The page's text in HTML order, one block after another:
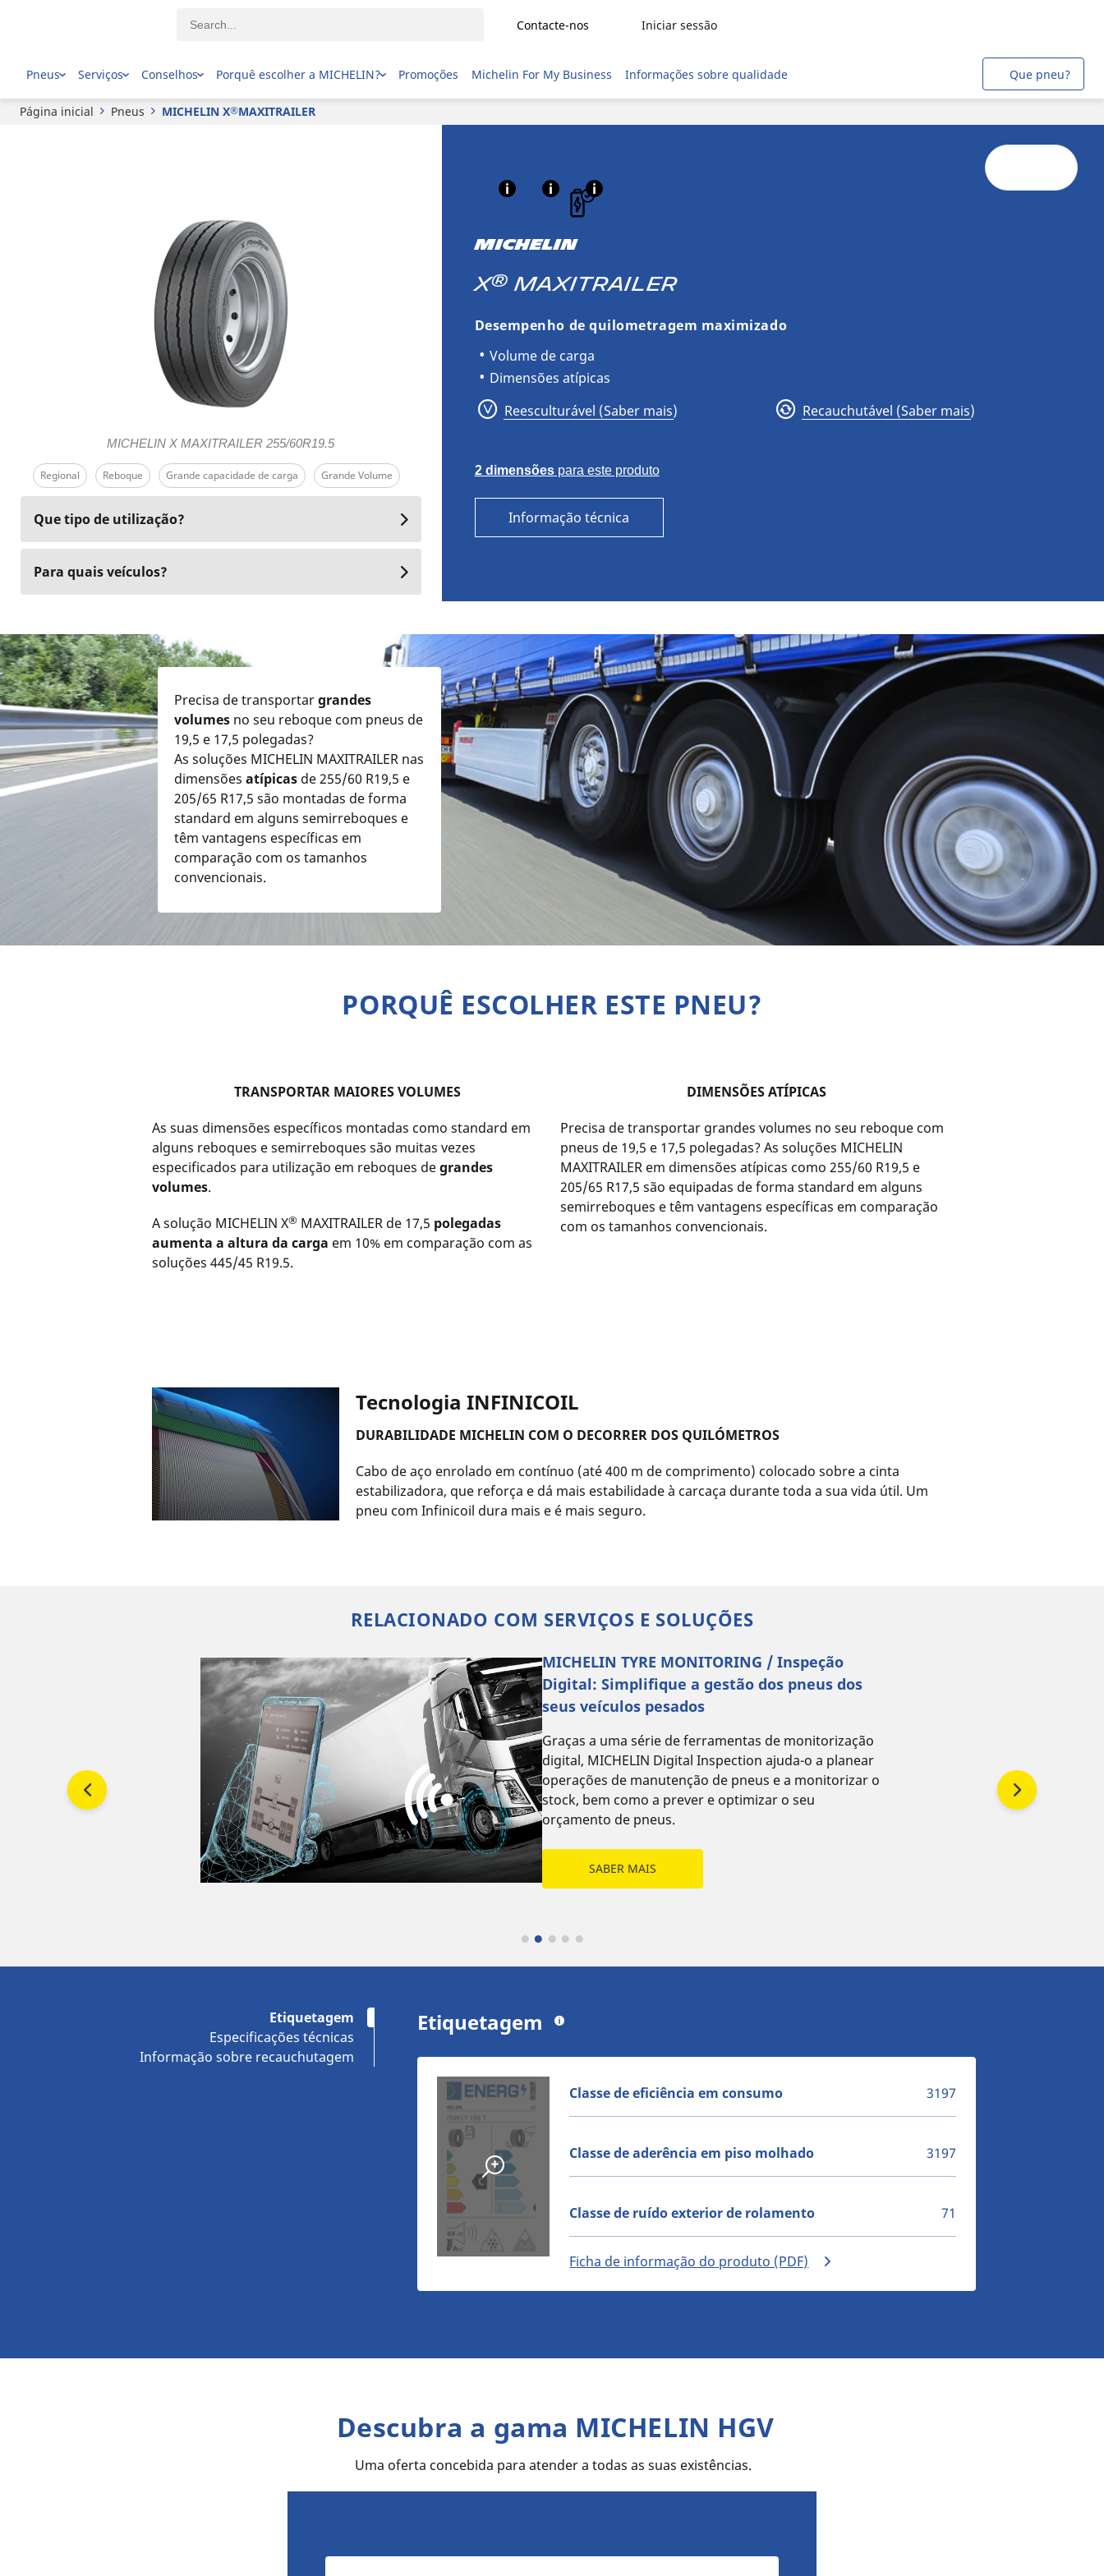
Contacte-nos Iniciar sessão
Pneus Serviços Conselhos Porquê escolher a MICHELIN? Promoções Michelin For My Business Informações sobre qualidade Que pneu?
Página inicial Pneus MICHELIN X®MAXITRAILER
MICHELIN X MAXITRAILER 255/60R19.5
Regional Reboque Grande capacidade de carga Grande Volume
Que tipo de utilização?
Para quais veículos?
MICHELIN
X® MAXITRAILER
Desempenho de quilometragem maximizado
Volume de carga
Dimensões atípicas
Reesculturável (Saber mais)
Recauchutável (Saber mais)
2 dimensõespara este produto
Informação técnica
MAXITRAILER
Precisa de transportargrandes
volumes no seu reboque com pneus de
19,5 e 17,5 polegadas?
As soluções MICHELIN MAXITRAILER nas
dimensões atípicas de 255/60 R19,5 e
205/65 R17,5 são montadas de forma
standard em alguns semirreboques e
têm vantagens específicas em
comparação com os tamanhos
convencionais.
PORQUÊ ESCOLHER ESTE PNEU?
TRANSPORTAR MAIORES VOLUMES
As suas dimensões específicos montadas como standard em
alguns reboques e semirreboques são muitas vezes
especificados para utilização em reboques degrandes
volumes.
A solução MICHELIN X®MAXITRAILER de 17,5 polegadas
aumenta a altura da carga em 10% em comparação com as
soluções 445/45 R19.5.
DIMENSÕES ATÍPICAS
Precisa de transportar grandes volumes no seu reboque com
pneus de 19,5 e 17,5 polegadas? As soluções MICHELIN
MAXITRAILER em dimensões atípicas como 255/60 R19,5 e
205/65 R17,5 são equipadas de forma standard em alguns
semirreboques e têm vantagens específicas em comparação
com os tamanhos convencionais.
Tecnologia INFINICOIL
DURABILIDADE MICHELIN COM O DECORRER DOS QUILÓMETROS
Cabo de aço enrolado em contínuo (até 400 m de comprimento) colocado sobre a cinta
estabilizadora, que reforça e dá mais estabilidade à carcaça durante toda a sua vida útil. Um
pneu com Infinicoil dura mais e é mais seguro.
RELACIONADO COM SERVIÇOS E SOLUÇÕES
MICHELIN TYRE MONITORING / Inspeção
Digital: Simplifique a gestão dos pneus dos
seus veículos pesados
Graças a uma série de ferramentas de monitorização
digital, MICHELIN Digital Inspection ajuda-o a planear
operações de manutenção de pneus e a monitorizar o
stock, bem como a prever e optimizar o seu
orçamento de pneus.
SABER MAIS
Etiquetagem
Especificações técnicas
Informação sobre recauchutagem
Etiquetagem
Classe de eficiência em consumo 3197
Classe de aderência em piso molhado 3197
Classe de ruído exterior de rolamento 71
Ficha de informação do produto (PDF)
Descubra a gama MICHELIN HGV
Uma oferta concebida para atender a todas as suas existências.